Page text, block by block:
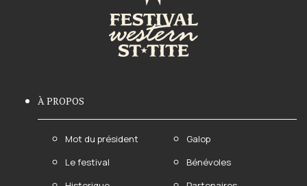
À PROPOS
Mot du président
Le festival
Galop
Bénévoles